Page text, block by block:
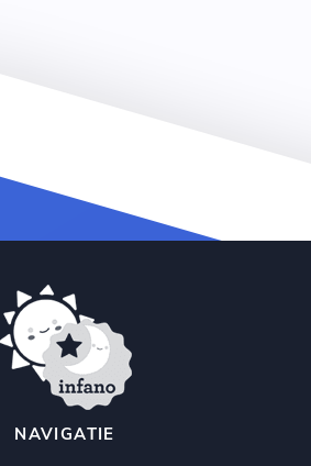
NAVIGATIE